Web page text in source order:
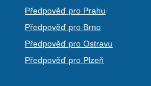
Předpověď pro Prahu
Předpověď pro Brno
Předpověď pro Ostravu
Předpověď pro Plzeň